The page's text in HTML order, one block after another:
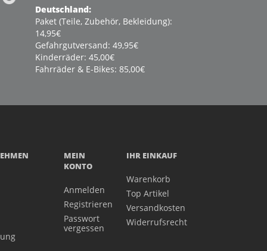
Deutschland:
Paket (Teile, Zubehör, Bekleidung):
14,95€
Gefahrgutversand: 49,95€
Kinderräder: 45,00€
Fahrräder & E-Bikes: 85,00€
MEIN
KONTO
Anmelden
Registrieren
Passwort
vergessen
IHR EINKAUF
Warenkorb
Top Artikel
Versandkosten
Widerrufsrecht